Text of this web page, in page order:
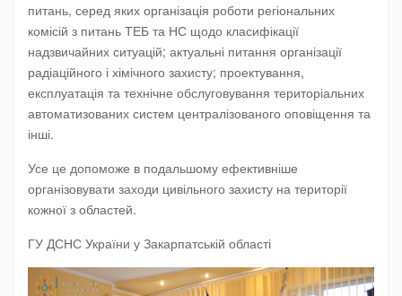
питань, серед яких організація роботи регіональних
комісій з питань ТЕБ та НС щодо класифікації
надзвичайних ситуацій; актуальні питання організації
радіаційного і хімічного захисту; проектування,
експлуатація та технічне обслуговування територіальних
автоматизованих систем централізованого оповіщення та
інші.
Усе це допоможе в подальшому ефективніше
організовувати заходи цивільного захисту на території
кожної з областей.
ГУ ДСНС України у Закарпатській області